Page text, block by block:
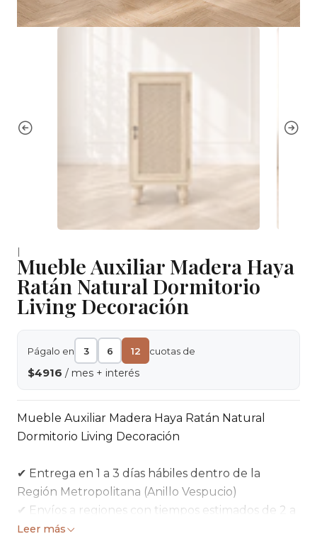
|
Mueble Auxiliar Madera Haya
Ratán Natural Dormitorio
Living Decoración
Págalo en 3 6 12 cuotas de
$4916 / mes + interés
Mueble Auxiliar Madera Haya Ratán Natural
Dormitorio Living Decoración
✔ Entrega en 1 a 3 días hábiles dentro de la
Región Metropolitana (Anillo Vespucio)
✔ Envíos a regiones con tiempos estimados de 2 a
5 días hábiles
Leer más